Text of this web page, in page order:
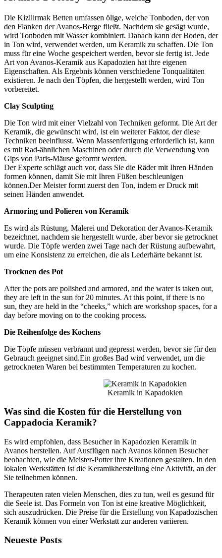
Die Kizilirmak Betten umfassen ölige, weiche Tonboden, der von
den Flanken der Avanos-Berge fließt. Nachdem sie gesägt wurde,
wird Tonboden mit Wasser kombiniert. Danach kann der Boden, der
in Ton wird, verwendet werden, um Keramik zu schaffen. Die Ton
muss für eine Woche gespeichert werden, bevor sie fertig ist. Jede
Art von Avanos-Keramik aus Kapadozien hat ihre eigenen
Eigenschaften. Als Ergebnis können verschiedene Tonqualitäten
existieren. Je nach den Töpfen, die hergestellt werden, wird Ton
vorbereitet.
Clay Sculpting
Die Ton wird mit einer Vielzahl von Techniken geformt. Die Art der
Keramik, die gewünscht wird, ist ein weiterer Faktor, der diese
Techniken beeinflusst. Wenn Massenfertigung erforderlich ist, kann
es mit Rad-ähnlichen Maschinen oder durch die Verwendung von
Gips von Paris-Mäuse geformt werden.
Der Experte schlägt auch vor, dass Sie die Räder mit Ihren Händen
formen können, damit Sie mit Ihren Füßen beschleunigen
können.Der Meister formt zuerst den Ton, indem er Druck mit
seinen Händen anwendet.
Armoring und Polieren von Keramik
Es wird als Rüstung, Malerei und Dekoration der Avanos-Keramik
bezeichnet, nachdem sie hergestellt wurde, aber bevor sie getrocknet
wurde. Die Töpfe werden zwei Tage nach der Rüstung aufbewahrt,
um eine Konsistenz zu erreichen, die als Lederhärte bekannt ist.
Trocknen des Pot
After the pots are polished and armored, and the water is taken out,
they are left in the sun for 20 minutes. At this point, if there is no
sun, they are held in the “cheeks,” which are workshop spaces, for a
day before moving on to the cooking process.
Die Reihenfolge des Kochens
Die Töpfe müssen verbrannt und gepresst werden, bevor sie für den
Gebrauch geeignet sind.Ein großes Bad wird verwendet, um die
getrockneten Waren bei bestimmten Temperaturen zu kochen.
Keramik in Kapadokien
Was sind die Kosten für die Herstellung von
Cappadocia Keramik?
Es wird empfohlen, dass Besucher in Kapadozien Keramik in
Avanos herstellen. Auf Ausflügen nach Avanos können Besucher
beobachten, wie die Meister-Potter ihre Kreationen gestalten. In den
lokalen Werkstätten ist die Keramikherstellung eine Aktivität, an der
Sie teilnehmen können.
Therapeuten raten vielen Menschen, dies zu tun, weil es gesund für
die Seele ist. Das Formeln von Ton ist eine kreative Möglichkeit,
sich auszudrücken. Die Preise für die Erstellung von Kapadozischen
Keramik können von einer Werkstatt zur anderen variieren.
Neueste Posts